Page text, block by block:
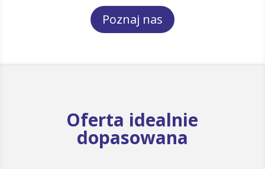
Poznaj nas
Oferta idealnie
dopasowana